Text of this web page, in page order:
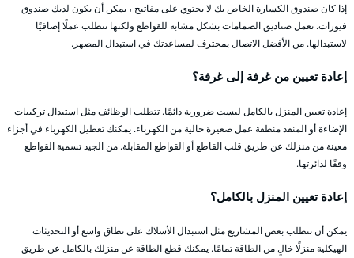
إذا كان صندوق الكسارة الخاص بك لا يحتوي على مفاتيح ، يمكن أن يكون لديك صندوق
فيوزات. تعمل صناديق الصمامات بشكل مشابه للقواطع ولكنها تتطلب عملًا إضافيًا
لاستبدالها. من الأفضل الاتصال بمحترف لمساعدتك في استبدال المصهر.
إعادة تعيين من غرفة إلى غرفة؟
إعادة تعيين المنزل بالكامل ليست ضرورية دائمًا. تتطلب الوظائف مثل استبدال تركيبات
الإضاءة أو المنفذ منطقة عمل صغيرة خالية من الكهرباء. يمكنك تعطيل الكهرباء في أجزاء
معينة من منزلك عن طريق قلب القاطع أو القواطع المقابلة. من الجيد تسمية القواطع
وفقًا لدائرتها.
إعادة تعيين المنزل بالكامل؟
يمكن أن تتطلب بعض المشاريع مثل استبدال الأسلاك على نطاق واسع أو التحديثات
الهيكلية منزلًا خالٍ من الطاقة تمامًا. يمكنك قطع الطاقة عن منزلك بالكامل عن طريق